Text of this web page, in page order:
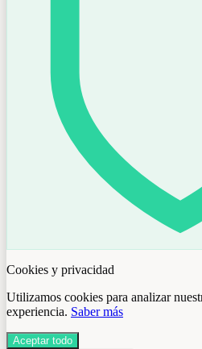
Cookies y privacidad
Utilizamos cookies para analizar
experiencia. Saber más
Aceptar todo